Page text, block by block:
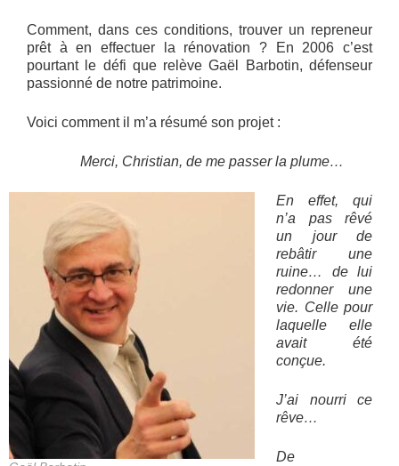
Comment, dans ces conditions, trouver un repreneur
prêt à en effectuer la rénovation ? En 2006 c’est
pourtant le défi que relève Gaël Barbotin, défenseur
passionné de notre patrimoine.
Voici comment il m’a résumé son projet :
Merci, Christian, de me passer la plume…
En effet, qui
n’a pas rêvé
un jour de
rebâtir une
ruine… de lui
redonner une
vie. Celle pour
laquelle elle
avait été
conçue.
J’ai nourri ce
rêve…
De